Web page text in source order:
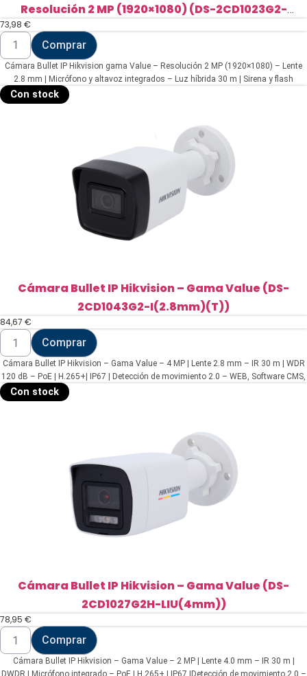
Resolución 2 MP (1920×1080) (DS-2CD1023G2-
LIUF/SL(2.8mm))
73,98 €
Cámara
Bullet
IP
Hikvision
gama
Value
-
LIUF/SL(2.8mm))
Comprar
Cámara Bullet IP Hikvision gama Value – Resolución 2 MP (1920×1080) – Lente
2.8 mm | Micrófono y altavoz integrados – Luz híbrida 30 m | Sirena y flash
Con stock
Cámara Bullet IP Hikvision – Gama Value (DS-
2CD1043G2-I(2.8mm)(T))
84,67 €
Cámara
Bullet
IP
Hikvision
-
Gama
Value
Comprar
Cámara Bullet IP Hikvision – Gama Value – 4 MP | Lente 2.8 mm – IR 30 m | WDR
120 dB – PoE | H.265+| IP67 | Detección de movimiento 2.0 – WEB, Software CMS,
Con stock
Cámara Bullet IP Hikvision – Gama Value (DS-
2CD1027G2H-LIU(4mm))
78,95 €
Cámara
Bullet
IP
Hikvision
Comprar
Cámara Bullet IP Hikvision – Gama Value – 2 MP | Lente 4.0 mm – IR 30 m |